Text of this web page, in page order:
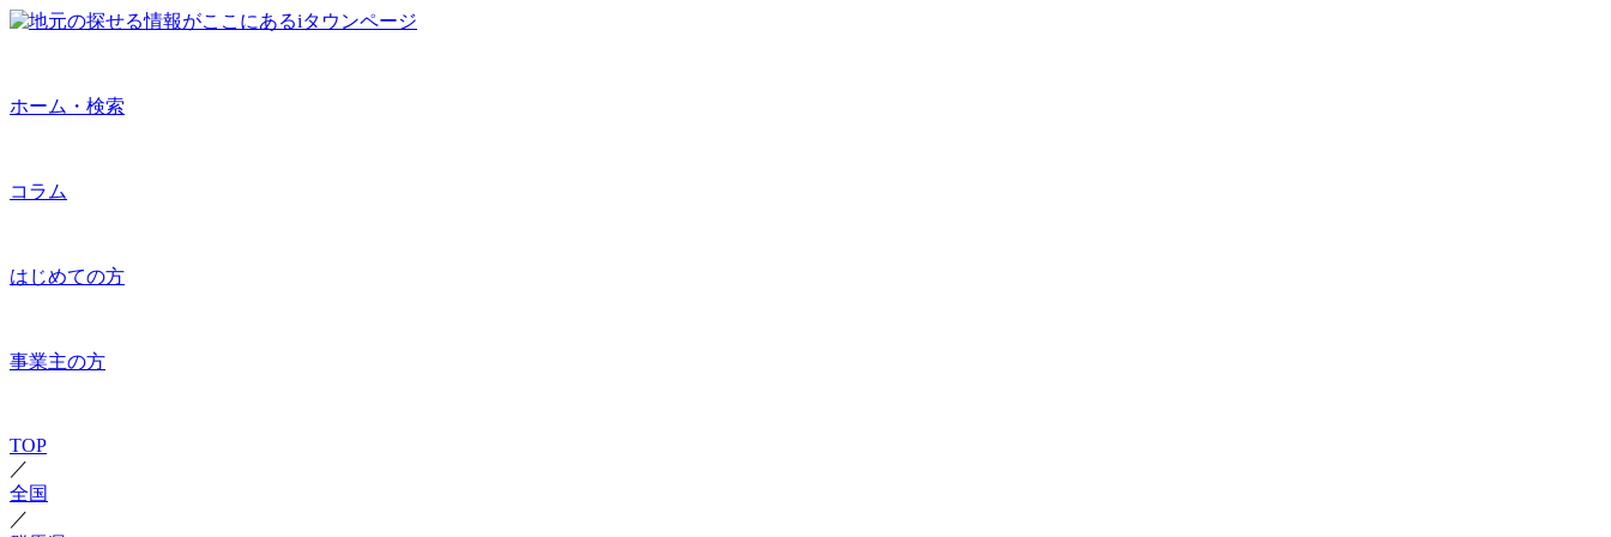
ホーム・検索
コラム
はじめての方
事業主の方
TOP
／
全国
／